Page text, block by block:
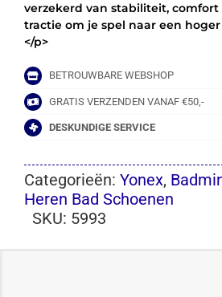
verzekerd van stabiliteit,
tractie om je spel naar een
</p>
BETROUWBARE WEBSHOP
GRATIS VERZENDEN VANAF €50,-
DESKUNDIGE SERVICE
Categorieën: Yonex,
Heren Bad Schoenen
SKU: 5993